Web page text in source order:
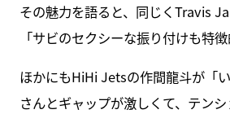
その魅力を語ると、同じくTravis
「サビのセクシーな振り付けも特
ほかにもHiHi Jetsの作間龍斗が「
さんとギャップが激しくて、テン